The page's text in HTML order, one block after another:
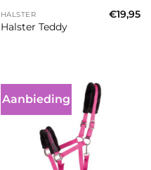
HALSTER
Halster Teddy
€19,95
Aanbieding